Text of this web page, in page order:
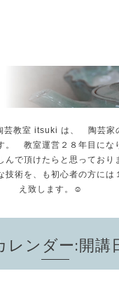
教室 itsuki は、 陶芸家
。 教室運営２８年目にな
んで頂けたらと思ってお
技術を、も初心者の方には
え致します。☺️
レンダー:開講